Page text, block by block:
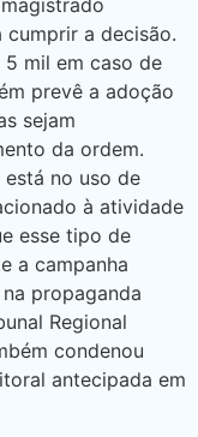
a decisão.
mil em caso de
prevê a adoção
sejam
da ordem.
no uso de
à atividade
esse tipo de
a campanha
propaganda
Regional
condenou
antecipada em